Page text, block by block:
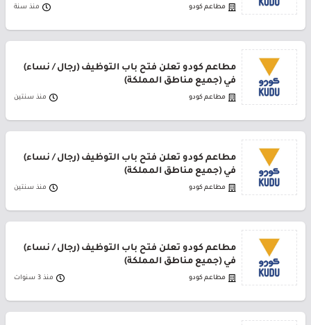
مطاعم كودو منذ سنة
مطاعم كودو تعلن فتح باب التوظيف (رجال / نساء)
في (جميع مناطق المملكة)
مطاعم كودو منذ سنتين
مطاعم كودو تعلن فتح باب التوظيف (رجال / نساء)
في (جميع مناطق المملكة)
مطاعم كودو منذ سنتين
مطاعم كودو تعلن فتح باب التوظيف (رجال / نساء)
في (جميع مناطق المملكة)
مطاعم كودو منذ 3 سنوات